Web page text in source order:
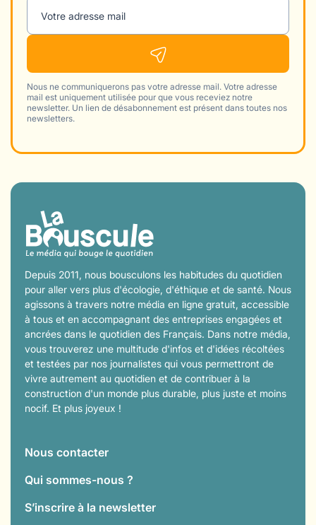
Votre adresse mail
Nous ne communiquerons pas votre adresse mail. Votre adresse
mail est uniquement utilisée pour que vous receviez notre
newsletter. Un lien de désabonnement est présent dans toutes nos
newsletters.
Depuis 2011, nous bousculons les habitudes du quotidien
pour aller vers plus d'écologie, d'éthique et de santé. Nous
agissons à travers notre média en ligne gratuit, accessible
à tous et en accompagnant des entreprises engagées et
ancrées dans le quotidien des Français. Dans notre média,
vous trouverez une multitude d'infos et d'idées récoltées
et testées par nos journalistes qui vous permettront de
vivre autrement au quotidien et de contribuer à la
construction d'un monde plus durable, plus juste et moins
nocif. Et plus joyeux !
Nous contacter
Qui sommes-nous ?
S’inscrire à la newsletter